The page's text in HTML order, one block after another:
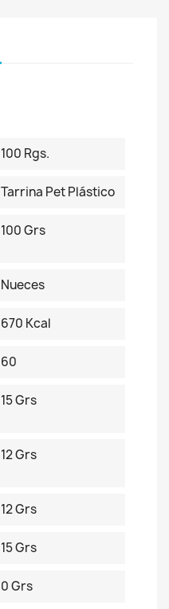
100 Rgs.
Tarrina Pet Plástico
100 Grs
Nueces
670 Kcal
60
15 Grs
12 Grs
12 Grs
15 Grs
0 Grs